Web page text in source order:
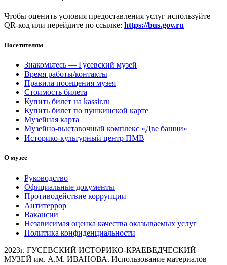
Чтобы оценить условия предоставления услуг используйте
QR-код или перейдите по ссылке: https://bus.gov.ru
Посетителям
Знакомьтесь — Гусевский музей
Время работы/контакты
Правила посещения музея
Стоимость билета
Купить билет на kassir.ru
Купить билет по пушкинской карте
Музейная карта
Музейно-выставочный комплекс «Две башни»
Историко-культурный центр ПМВ
О музее
Руководство
Официальные документы
Противодействие коррупции
Антитеррор
Вакансии
Независимая оценка качества оказываемых услуг
Политика конфиденциальности
2023г. ГУСЕВСКИЙ ИСТОРИКО-КРАЕВЕДЧЕСКИЙ
МУЗЕЙ им. А.М. ИВАНОВА. Использование материалов